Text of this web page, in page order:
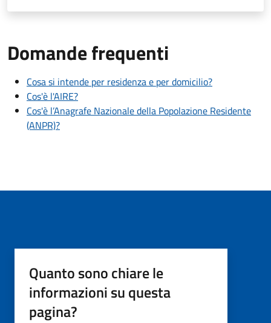
Domande frequenti
Cosa si intende per residenza e per domicilio?
Cos'è l'AIRE?
Cos'è l’Anagrafe Nazionale della Popolazione Residente
(ANPR)?
Quanto sono chiare le
informazioni su questa
pagina?